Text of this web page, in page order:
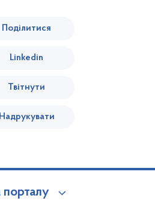
Поділитися
Linkedin
Твітнути
Надрукувати